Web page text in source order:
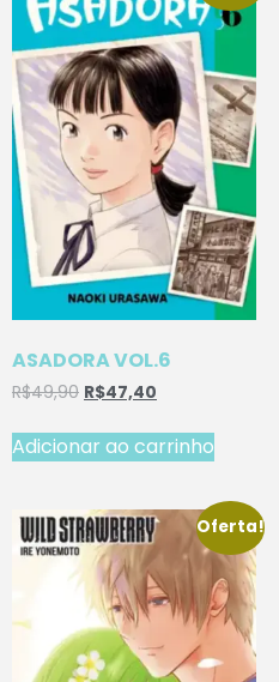
ASADORA VOL.6
R$49,90 R$47,40
Adicionar ao carrinho
Oferta!